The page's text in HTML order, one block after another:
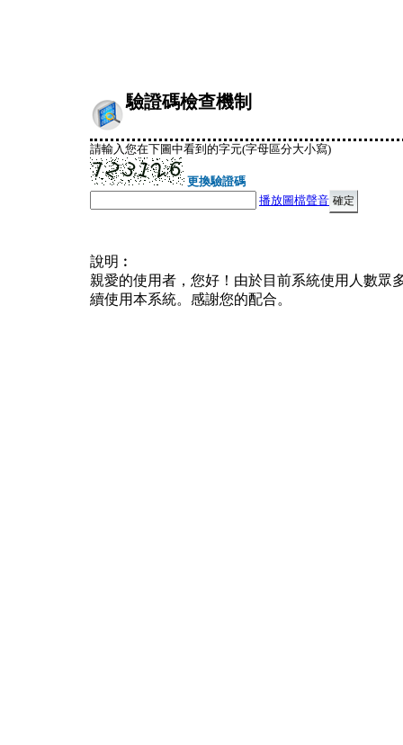
驗證碼檢查機制
請輸入您在下圖中看到的字元(字母區分大小寫)
更換驗證碼
播放圖檔聲音
說明︰
親愛的使用者，您好！由於目前系統使用人數眾
續使用本系統。感謝您的配合。